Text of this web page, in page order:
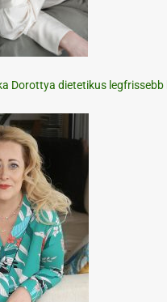
Dorottya dietetikus legfrissebb